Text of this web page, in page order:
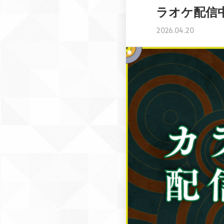
ラオケ配信
2026.04.20